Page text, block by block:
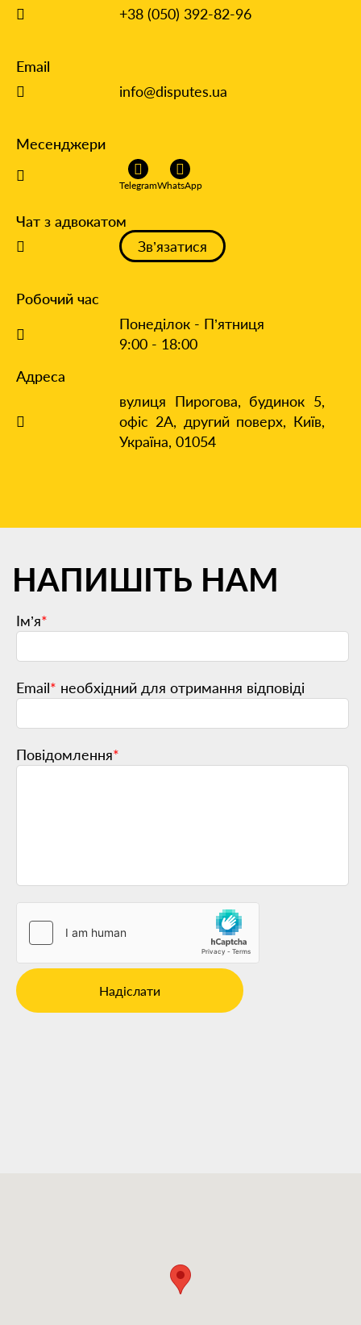
+38 (050) 392-82-96
Email
info@disputes.ua
Месенджери
TelegramWhatsApp
Чат з адвокатом
Зв’язатися
Робочий час
Понеділок - П’ятниця
9:00 - 18:00
Адреса
вулиця Пирогова, будинок 5,
офіс 2А, другий поверх, Київ,
Україна, 01054
НАПИШІТЬ НАМ
Ім’я*
Email* необхідний для отримання відповіді
Повідомлення*
Надіслати